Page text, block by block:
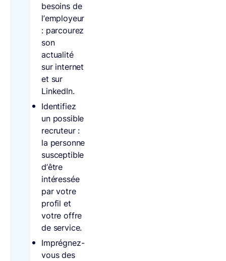
besoins de
l’employeur
: parcourez
son
actualité
sur internet
et sur
LinkedIn.
Identifiez
un possible
recruteur :
la personne
susceptible
d’être
intéressée
par votre
profil et
votre offre
de service.
Imprégnez-
vous des